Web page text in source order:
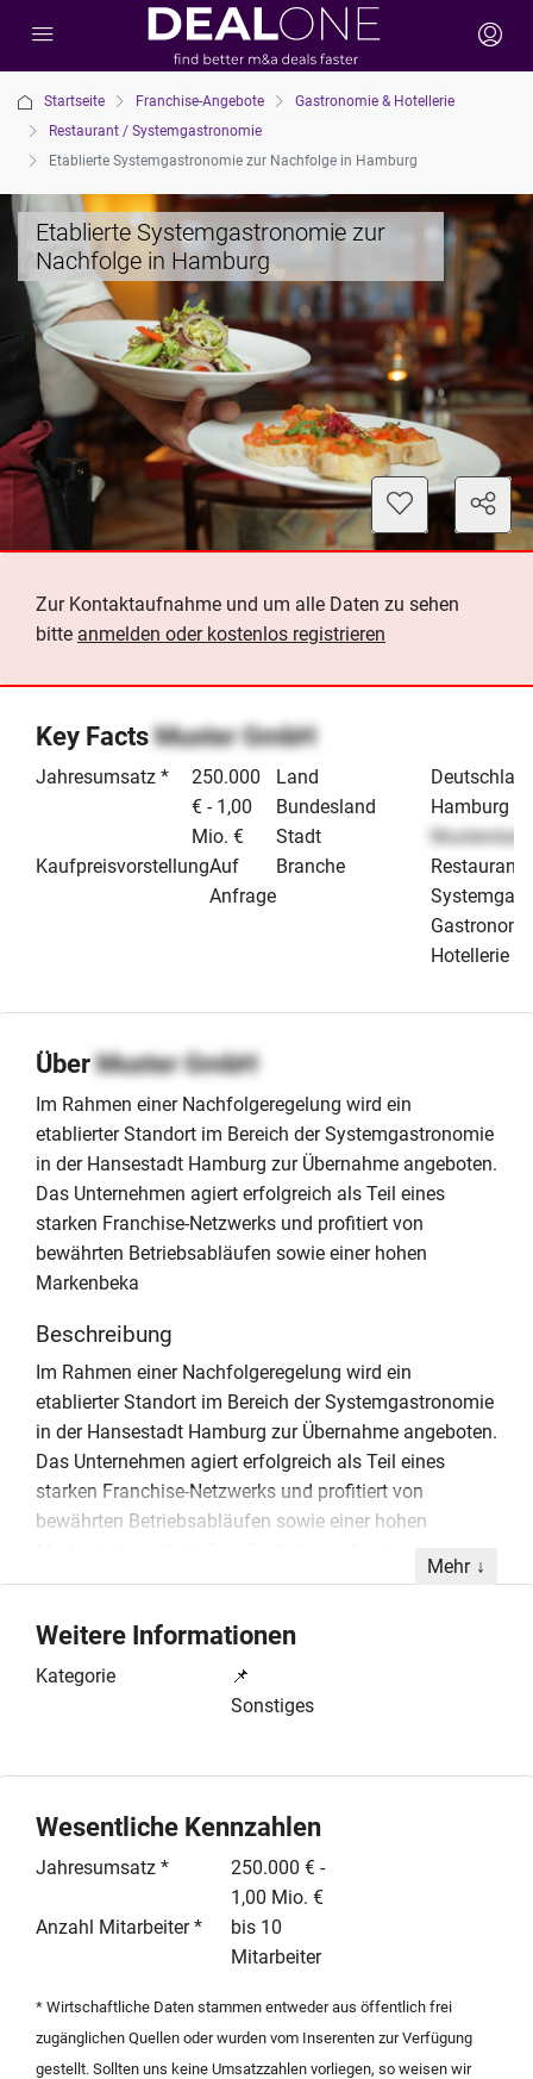
Startseite Franchise-Angebote
Gastronomie & Hotellerie
Restaurant / Systemgastronomie
Etablierte Systemgastronomie zur Nachfolge in Hamburg
Etablierte Systemgastronomie zur
Nachfolge in Hamburg
Zur Kontaktaufnahme und um alle Daten zu sehen
bitte anmelden oder kostenlos registrieren
Key FactsMuster GmbH
Jahresumsatz *
250.000
€ - 1,00
Mio. €
KaufpreisvorstellungAuf
Anfrage
Land
Bundesland
Hamburg
Stadt
Musterstadt
Branche
Restaurant
Hotellerie
ÜberMuster GmbH
Im Rahmen einer Nachfolgeregelung wird ein
etablierter Standort im Bereich der Systemgastronomie
in der Hansestadt Hamburg zur Übernahme angeboten.
Das Unternehmen agiert erfolgreich als Teil eines
starken Franchise-Netzwerks und profitiert von
bewährten Betriebsabläufen sowie einer hohen
Markenbeka
Beschreibung
Im Rahmen einer Nachfolgeregelung wird ein
etablierter Standort im Bereich der Systemgastronomie
in der Hansestadt Hamburg zur Übernahme angeboten.
Das Unternehmen agiert erfolgreich als Teil eines
starken Franchise-Netzwerks und profitiert von
bewährten Betriebsabläufen sowie einer hohen
verschiedene kulinarische Ausrichtungen, darunter
sowie mexikanisches Streetfood. Der Betrieb
erwirtschaftet einen stabilen Jahresumsatz in der
Spanne von 250.000 bis 1.000.000 Euro und wird von
von den Synergieeffekten eines professionellen
Der Standort in Hamburg zeichnet sich durch eine
attraktive Lage und ein nachhaltiges
Wachstumspotenzial aus. Interessenten erhalten die
Möglichkeit, ein schlüsselfertiges Gastronomiekonzept
mit umfassender Unterstützung durch den
Franchisegeber zu übernehmen. Die professionelle
Mehr
Weitere Informationen
Kategorie
📌
Sonstiges
Wesentliche Kennzahlen
Jahresumsatz *
250.000 € -
1,00 Mio. €
Anzahl Mitarbeiter *
bis 10
Mitarbeiter
* Wirtschaftliche Daten stammen entweder aus öffentlich frei
zugänglichen Quellen oder wurden vom Inserenten zur Verfügung
gestellt. Sollten uns keine Umsatzzahlen vorliegen, so weisen wir